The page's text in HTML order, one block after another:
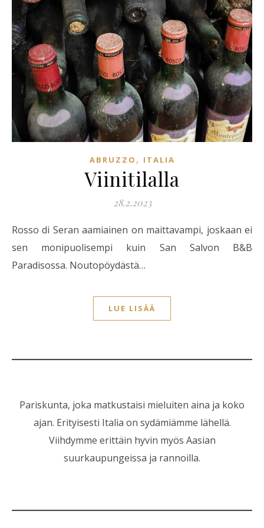
ABRUZZO , ITALIA
Viinitilalla
28.2.2023
Rosso di Seran aamiainen on maittavampi, joskaan ei
sen monipuolisempi kuin San Salvon B&B
Paradisossa. Noutopöydästä…
LUE LISÄÄ
Pariskunta, joka matkustaisi mieluiten aina ja koko
ajan. Erityisesti Italia on sydämiämme lähellä.
Viihdymme erittäin hyvin myös Aasian
suurkaupungeissa ja rannoilla.